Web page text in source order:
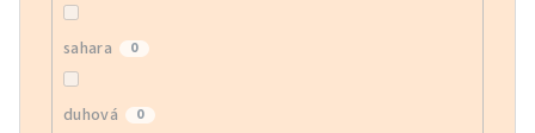
sahara 0
duhová 0